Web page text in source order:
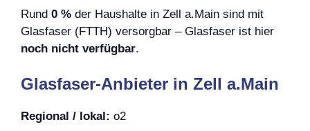
Rund 0 % der Haushalte in Zell a.Main sind mit
Glasfaser (FTTH) versorgbar – Glasfaser ist hier
noch nicht verfügbar.
Glasfaser-Anbieter in Zell a.Main
Regional / lokal: o2